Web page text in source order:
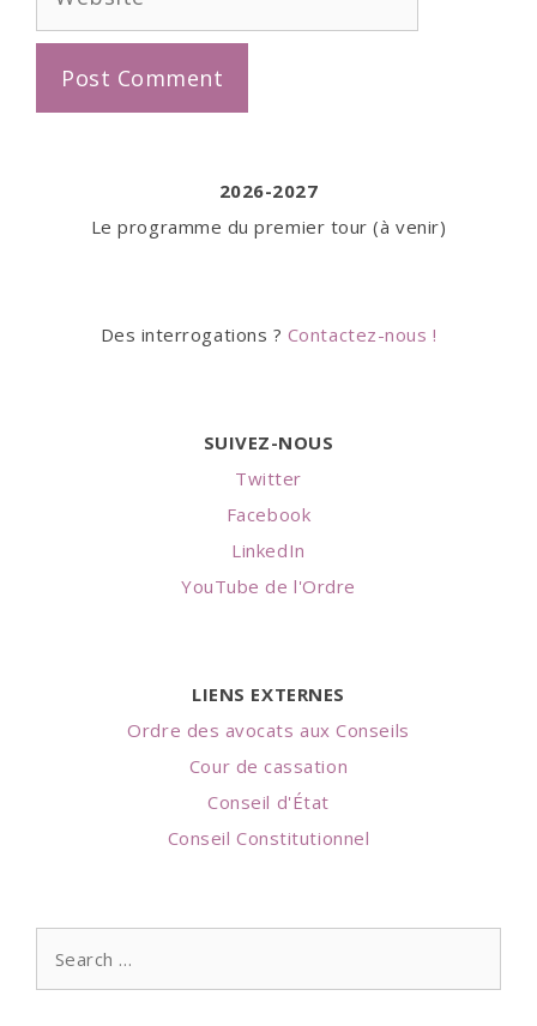
2026-2027
Le programme du premier tour (à venir)
Des interrogations ? Contactez-nous !
SUIVEZ-NOUS
Twitter
Facebook
LinkedIn
YouTube de l'Ordre
LIENS EXTERNES
Ordre des avocats aux Conseils
Cour de cassation
Conseil d'État
Conseil Constitutionnel